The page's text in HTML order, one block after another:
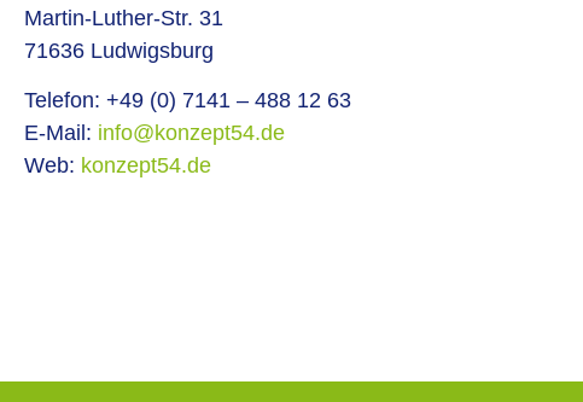
Martin-Luther-Str. 31
71636 Ludwigsburg
Telefon: +49 (0) 7141 – 488 12 63
E-Mail: info@konzept54.de
Web: konzept54.de